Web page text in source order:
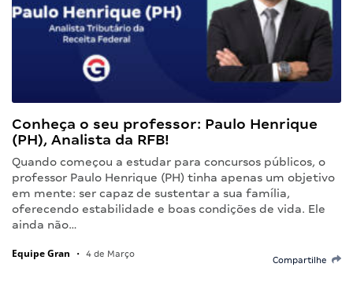
Conheça o seu professor: Paulo Henrique
(PH), Analista da RFB!
Quando começou a estudar para concursos públicos, o
professor Paulo Henrique (PH) tinha apenas um objetivo
em mente: ser capaz de sustentar a sua família,
oferecendo estabilidade e boas condições de vida. Ele
ainda não…
Equipe Gran • 4 de Março
Compartilhe